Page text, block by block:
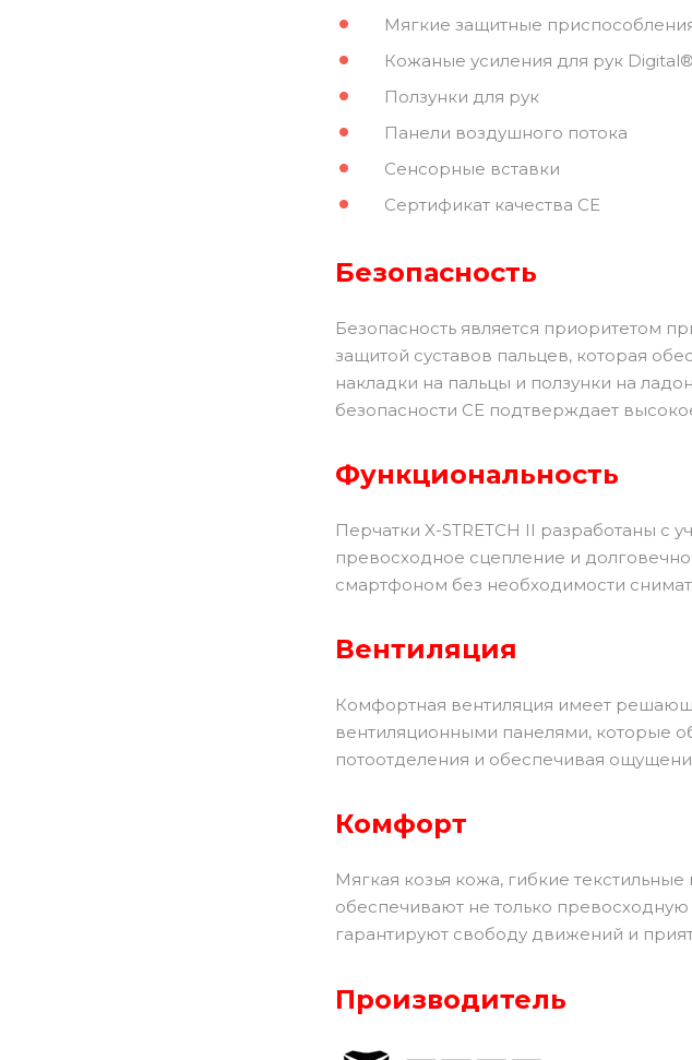
Мягкие защитные
Кожаные усиления для рук
Ползунки для рук
Панели воздушного потока
Сенсорные вставки
Сертификат качества CE
Безопасность
Безопасность является приоритетом
защитой суставов пальцев, которая
накладки на пальцы и ползунки на
безопасности CE подтверждает
Функциональность
Перчатки X-STRETCH II разработаны
превосходное сцепление и
смартфоном без необходимости
Вентиляция
Комфортная вентиляция имеет
вентиляционными панелями, которые
потоотделения и обеспечивая
Комфорт
Мягкая козья кожа, гибкие
обеспечивают не только
гарантируют свободу движений и
Производитель